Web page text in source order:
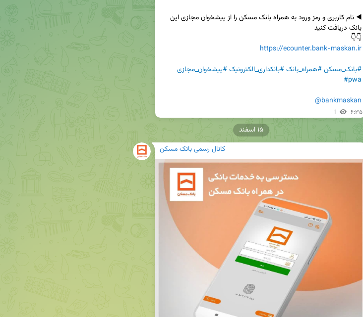
👇👇
https://ecounter.bank-maskan.ir
#بانک_مسکن#همراه_بانک#بانکداری_الکترونیک#پیشخوان_مجازی
#pwa
@bankmaskan
1 ۶:۳۵
کانال رسمی بانک مسکن
۱۵ اسفند